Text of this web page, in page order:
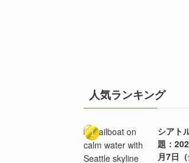
人気ランキング
シアト
題：
月7日（